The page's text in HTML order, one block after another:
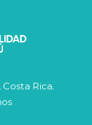
Costa Rica.